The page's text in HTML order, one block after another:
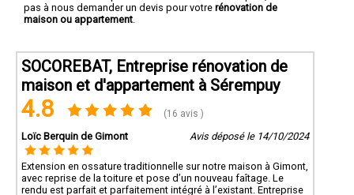
pas à nous demander un devis pour votre rénovation de
maison ou appartement
SOCOREBAT, Entreprise rénovation de
maison et d'appartement à Sérempuy
4.8 (16 avis )
Loïc Berquin de Gimont Avis déposé le 14/10/2024
Extension en ossature traditionnelle sur notre maison à Gimont,
avec reprise de la toiture et pose d’un nouveau faîtage. Le
rendu est parfait et parfaitement intégré à l’existant. Entreprise